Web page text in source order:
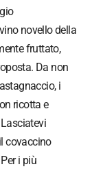
novello della
fruttato,
Da non
i
ricotta e
covaccino
i più